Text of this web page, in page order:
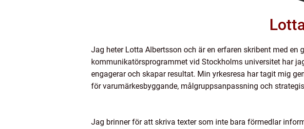
Jag heter Lotta Albertsson och är en erfaren skribent med
kommunikatörsprogrammet vid Stockholms universitet har
engagerar och skapar resultat. Min yrkesresa har tagit mig
för varumärkesbyggande, målgruppsanpassning och
Jag brinner för att skriva texter som inte bara förmedlar